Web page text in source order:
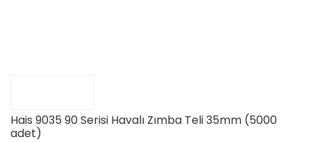
Hais 9035 90 Serisi Havalı Zımba Teli 35mm (5000
adet)